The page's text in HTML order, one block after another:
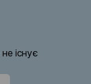
існує